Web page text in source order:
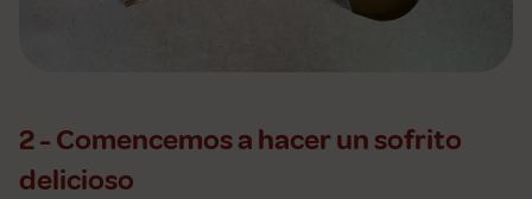
2 - Comencemos a hacer un sofrito
delicioso